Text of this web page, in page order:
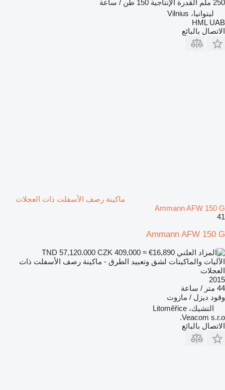
250 ملم
القدرة الإنتاجية 150 طن / ساعة
ليتوانيا، Vilnius
HML UAB
الاتصال بالبائع
ماكينة رصف الأسفلت ذات العجلات
Ammann AFW 150 G
41
Ammann AFW 150 G
CZK 409,000 ≈ €16,890
الآليات والماكينات لشق وتعبيد الطرق - ماكينة رصف الأسفلت ذات
العجلات
2015
44 متر / ساعة
وقود ديزل / مازوت
التشيك، Litoměřice
Veacom s.r.o.
الاتصال بالبائع